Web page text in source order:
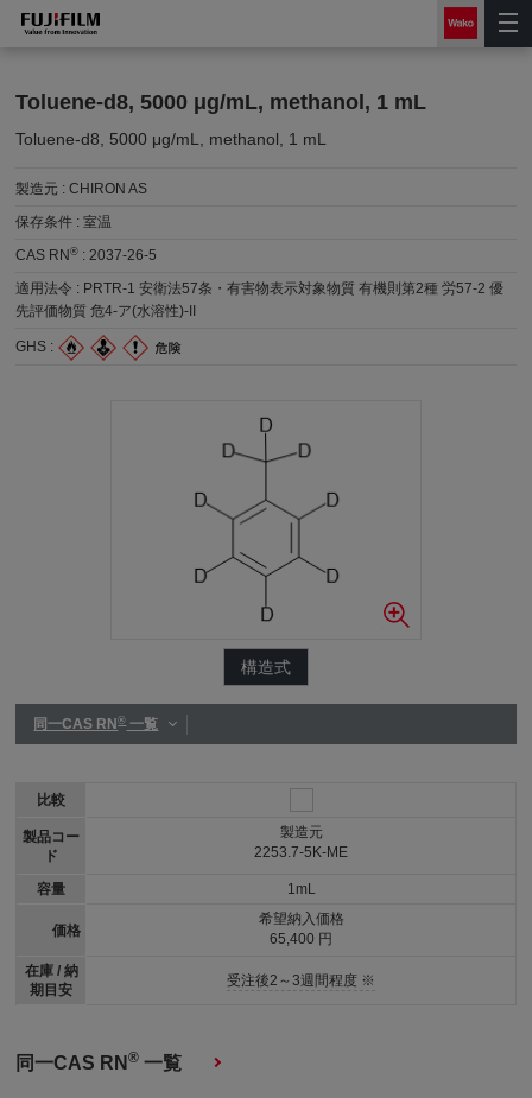
Toluene-d8, 5000 μg/mL, methanol, 1 mL
Toluene-d8, 5000 μg/mL, methanol, 1 mL
製造元 :CHIRON AS
保存条件 :室温
CAS RN® :2037-26-5
適用法令 : PRTR-1 安衛法57条・有害物表示対象物質 有機則第2種 労57-2 優
先評価物質 危4-ア(水溶性)-II
GHS :
構造式
同一CAS RN®一覧
比較
製品コー
ド
容量
価格
在庫 / 納
期目安
製造元
2253.7-5K-ME
1mL
希望納入価格
65,400 円
受注後2～3週間程度 ※
同一CAS RN® 一覧